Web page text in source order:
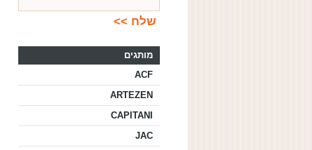
מותגים
ACF
ARTEZEN
CAPITANI
JAC